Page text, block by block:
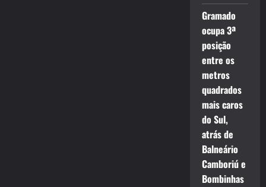
Gramado
ocupa 3ª
posição
entre os
metros
quadrados
mais caros
do Sul,
atrás de
Balneário
Camboriú e
Bombinhas